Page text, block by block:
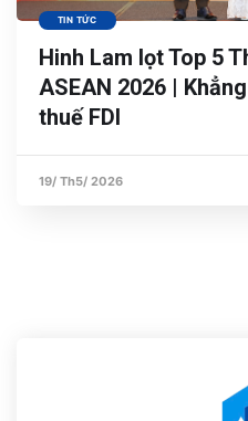
TIN TỨC
Hinh Lam lọt Top 5
ASEAN 2026 |
thuế FDI
19/ Th5/ 2026